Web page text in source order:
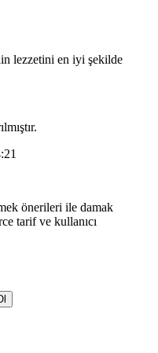
lezzetini en iyi şekilde
önerileri ile damak
tarif ve kullanıcı